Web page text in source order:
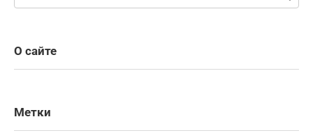
О сайте
Метки